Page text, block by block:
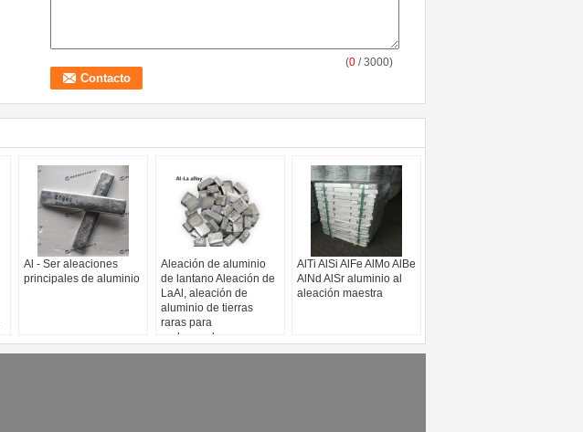
(0 / 3000)
Al - Ser aleaciones
principales de aluminio
Aleación de aluminio
de lantano Aleación de
LaAl, aleación de
aluminio de tierras
raras para
endurecedores
AlTi AlSi AlFe AlMo AlBe
AlNd AlSr aluminio al
aleación maestra